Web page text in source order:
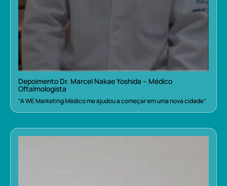
Depoimento Dr. Marcel Nakae Yoshida – Médico
Oftalmologista
“A WE Marketing Médico me ajudou a começar em uma nova cidade”